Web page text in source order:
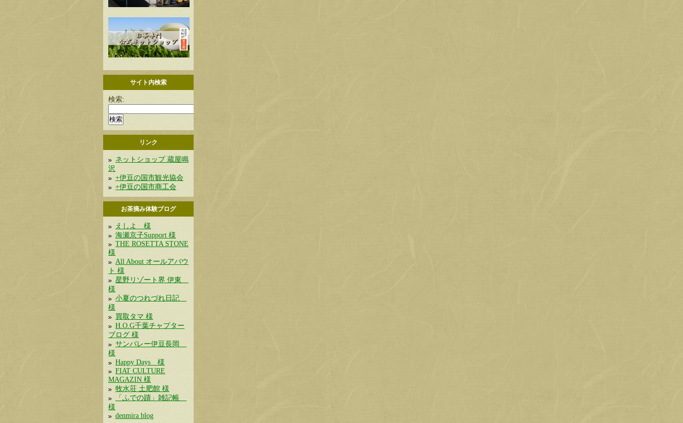
サイト内検索
検索:
リンク
ネットショップ 蔵屋鳴
沢
+伊豆の国市観光協会
+伊豆の国市商工会
お茶摘み体験ブログ
えしよ 様
海瀬京子Support 様
THE ROSETTA STONE
様
All About オールアバウ
ト 様
星野リゾート界 伊東
様
小夏のつれづれ日記
様
買取タマ 様
H.O.G千葉チャプター
ブログ 様
サンバレー伊豆長岡
様
Happy Days 様
FIAT CULTURE
MAGAZIN 様
牧水荘 土肥館 様
「ふでの蹟」雑記帳
様
denmira blog